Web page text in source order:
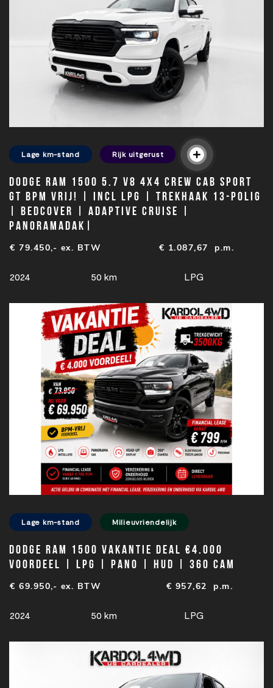
Lage km-stand Rijk uitgerust
Dodge Ram 1500 5.7 V8 4x4 Crew Cab SPORT
GT BPM VRIJ! | Incl LPG | Trekhaak 13-polig
| Bedcover | Adaptive cruise |
PANORAMADAK|
€ 79.450,- ex. BTW € 1.087,67 p.m.
2024 50 km LPG
Lage km-stand Milieuvriendelijk
Dodge Ram 1500 VAKANTIE DEAL €4.000
VOORDEEL | LPG | PANO | HUD | 360 CAM
€ 69.950,- ex. BTW € 957,62 p.m.
2024 50 km LPG